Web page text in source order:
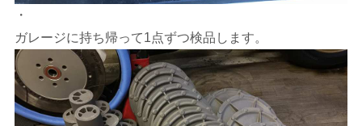
・
ガレージに持ち帰って1点ずつ検品します。